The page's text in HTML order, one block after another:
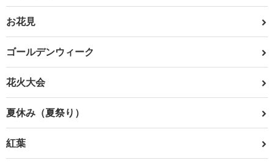
お花見
ゴールデンウィーク
花火大会
夏休み（夏祭り）
紅葉